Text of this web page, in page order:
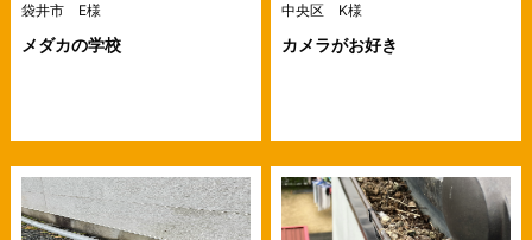
袋井市 E様
メダカの学校
中央区 K様
カメラがお好き